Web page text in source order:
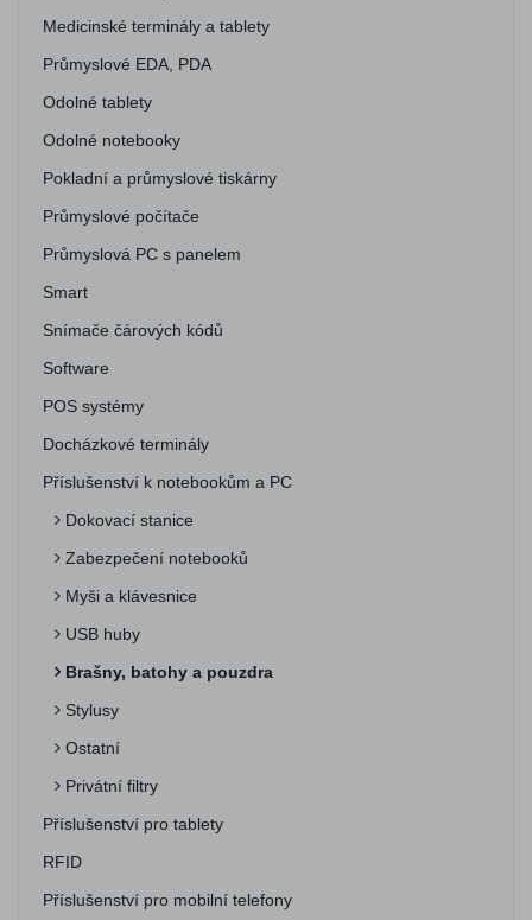
Medicinské terminály a tablety
Průmyslové EDA, PDA
Odolné tablety
Odolné notebooky
Pokladní a průmyslové tiskárny
Průmyslové počítače
Průmyslová PC s panelem
Smart
Snímače čárových kódů
Software
POS systémy
Docházkové terminály
Příslušenství k notebookům a PC
Dokovací stanice
Zabezpečení notebooků
Myši a klávesnice
USB huby
Brašny, batohy a pouzdra
Stylusy
Ostatní
Privátní filtry
Příslušenství pro tablety
RFID
Příslušenství pro mobilní telefony